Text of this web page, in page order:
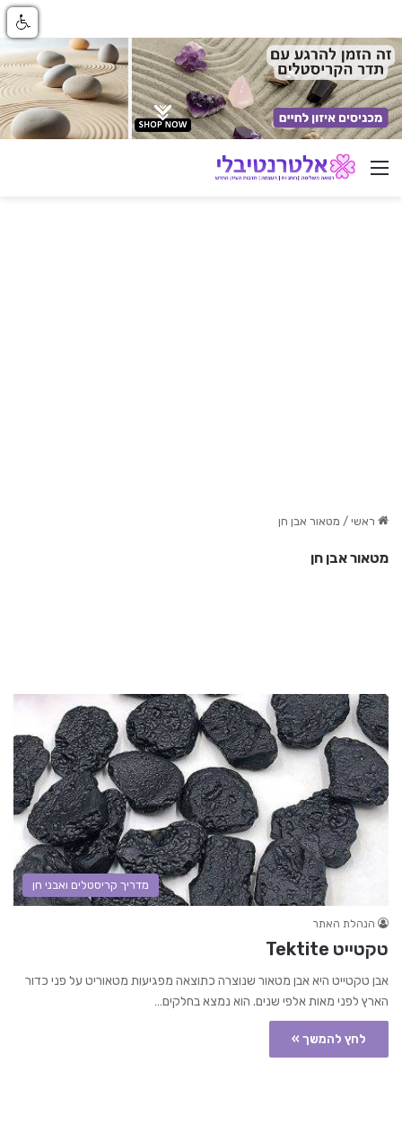
ניווט באתר
ראשי / מטאור אבן חן
מטאור אבן חן
מדריך קריסטלים ואבני חן
הנהלת האתר
טקטייט Tektite
אבן טקטייט היא אבן מטאור שנוצרה כתוצאה מפגיעות מטאוריט על פני כדור
הארץ לפני מאות אלפי שנים. הוא נמצא בחלקים…
לחץ להמשך »